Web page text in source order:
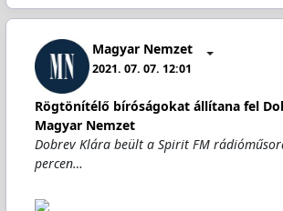
Magyar Nemzet
2021. 07. 07. 12:01
Rögtönítélő bíróságokat állítana fel
Magyar Nemzet
Dobrev Klára beült a Spirit FM
percen…